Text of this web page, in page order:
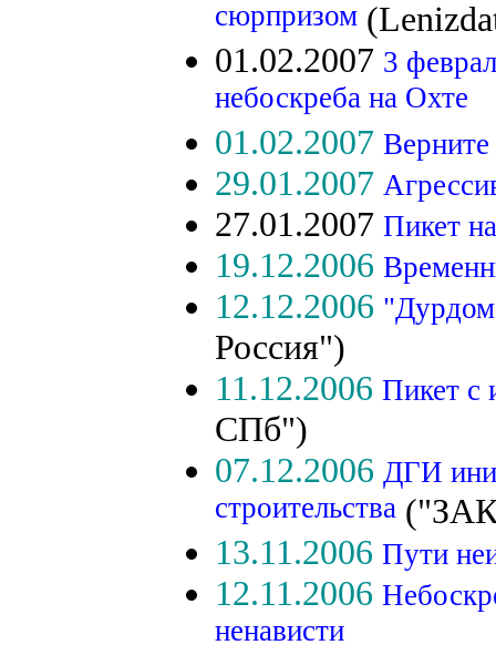
сюрпризом
01.02.2007 3
небоскреба на Охте
01.02.2007
29.01.2007
27.01.2007 Пикет
19.12.2006
12.12.2006
Россия")
11.12.2006 Пикет с
СПб")
07.12.2006 ДГИ
строительства
13.11.2006 Пути
12.11.2006
ненависти